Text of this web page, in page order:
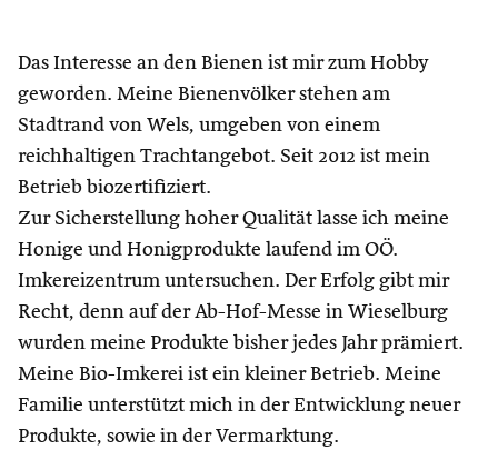
Das Interesse an den Bienen ist mir zum Hobby
geworden. Meine Bienenvölker stehen am
Stadtrand von Wels, umgeben von einem
reichhaltigen Trachtangebot. Seit 2012 ist mein
Betrieb biozertifiziert.
Zur Sicherstellung hoher Qualität lasse ich meine
Honige und Honigprodukte laufend im OÖ.
Imkereizentrum untersuchen. Der Erfolg gibt mir
Recht, denn auf der Ab-Hof-Messe in Wieselburg
wurden meine Produkte bisher jedes Jahr prämiert.
Meine Bio-Imkerei ist ein kleiner Betrieb. Meine
Familie unterstützt mich in der Entwicklung neuer
Produkte, sowie in der Vermarktung.